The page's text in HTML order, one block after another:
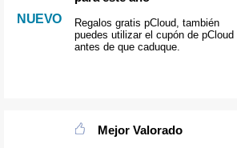
NUEVO
Regalos gratis pCloud, también
puedes utilizar el cupón de pCloud
antes de que caduque.
Mejor Valorado